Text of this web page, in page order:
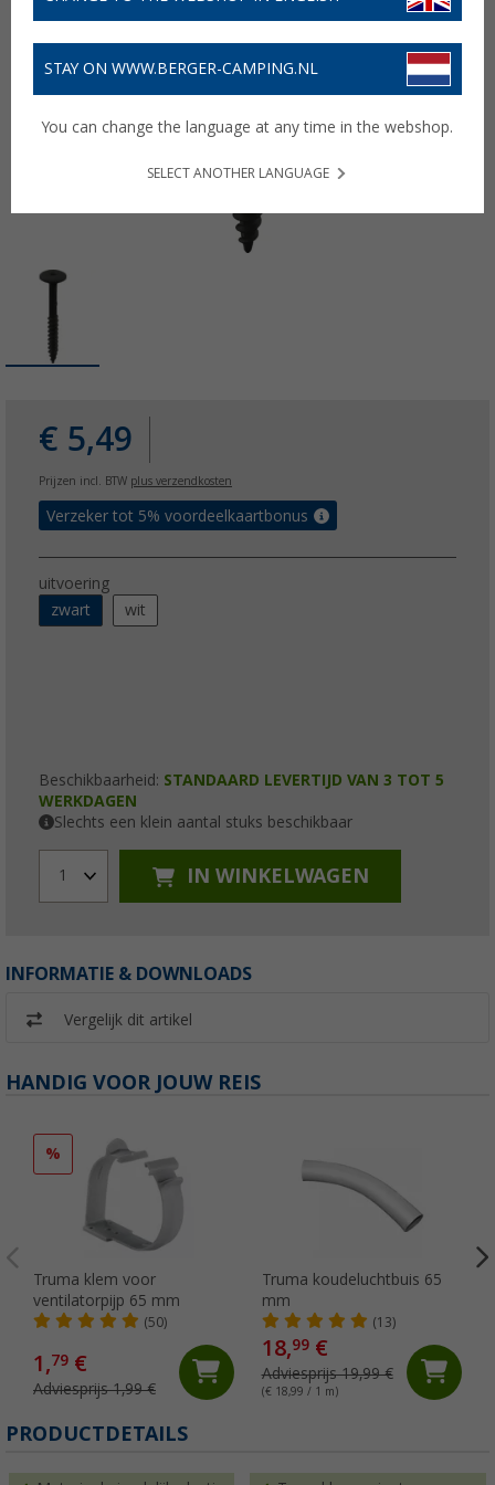
€ 5,49
Prijzen incl. BTW plus verzendkosten
Verzeker tot 5% voordeelkaartbonus
uitvoering
zwart
wit
Beschikbaarheid: STANDAARD LEVERTIJD VAN 3 TOT 5
WERKDAGEN
Slechts een klein aantal stuks beschikbaar
1 IN WINKELWAGEN
INFORMATIE & DOWNLOADS
Vergelijk dit artikel
HANDIG VOOR JOUW REIS
%
Truma klem voor
ventilatorpijp 65 mm
(50)
1,79 €
Adviesprijs 1,99 €
Truma koudeluchtbuis 65
mm
(13)
18,99€
Adviesprijs 19,99 €
(€ 18,99 / 1 m)
PRODUCTDETAILS
STAY ON WWW.BERGER-CAMPING.NL
You can change the language at any time in the webshop.
SELECT ANOTHER LANGUAGE